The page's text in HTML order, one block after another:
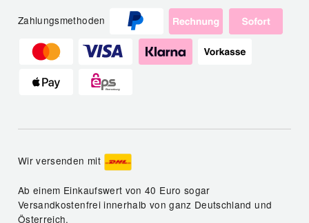
Zahlungsmethoden
Wir versenden mit
Ab einem Einkaufswert von 40 Euro sogar
Versandkostenfrei innerhalb von ganz Deutschland und
Österreich.